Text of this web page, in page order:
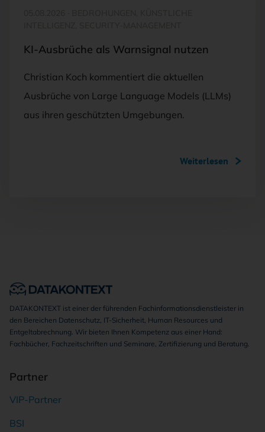
KI-Ausbrüche als Warnsignal nutzen
Christian Koch kommentiert die aktuellen
Ausbrüche von Large Language Models (LLMs)
aus ihren geschützten Umgebungen.
Weiterlesen
DATAKONTEXT ist einer der führenden Fachinformationsdienstleister in
den Bereichen Datenschutz, IT-Sicherheit, Human Resources und
Entgeltabrechnung. Wir bieten Ihnen Kompetenz aus einer Hand:
Fachbücher, Fachzeitschriften und Seminare, Zertifizierung und Beratung.
Partner
VIP-Partner
BSI